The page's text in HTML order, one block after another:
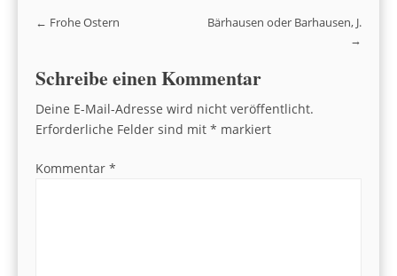
Post navigation
← Frohe Ostern
Bärhausen oder Barhausen, J.
→
Schreibe einen Kommentar
Deine E-Mail-Adresse wird nicht veröffentlicht.
Erforderliche Felder sind mit * markiert
Kommentar *